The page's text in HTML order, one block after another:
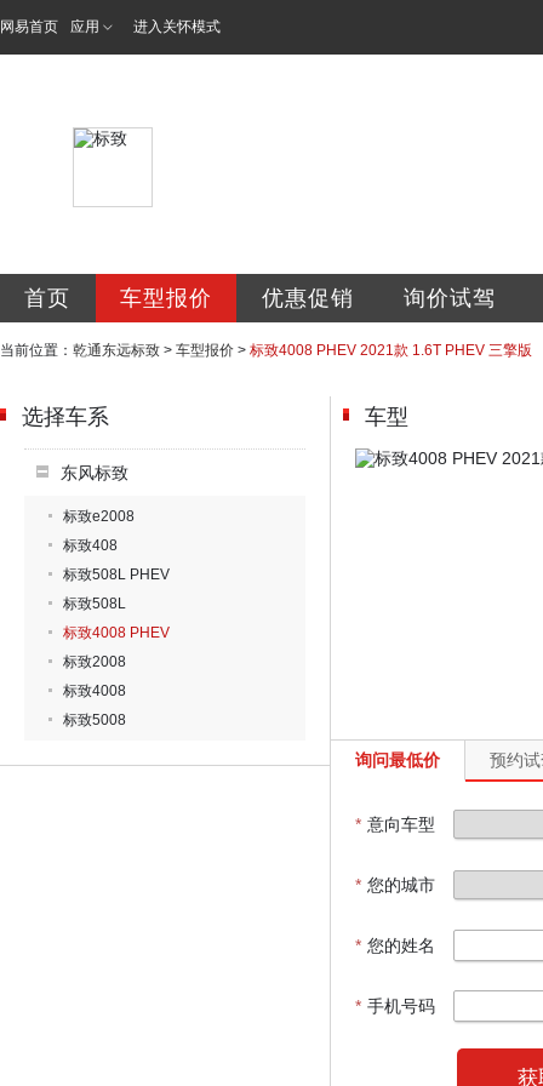
网易首页 应用 进入关怀模式
首页 车型报价 优惠促销 询价试驾
当前位置： 乾通东远标致 > 车型报价 > 标致4008 PHEV 2021款 1.6T PHEV 三擎版
选择车系
东风标致
标致e2008
标致408
标致508L PHEV
标致508L
标致4008 PHEV
标致2008
标致4008
标致5008
车型
询问最低价 预约
* 意向车型
* 您的城市
* 您的姓名
* 手机号码
获